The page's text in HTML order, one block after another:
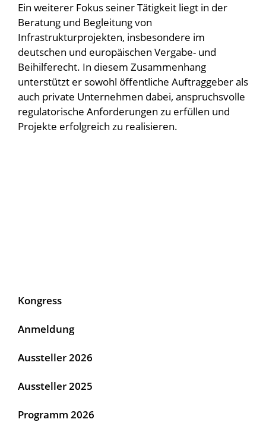
Ein weiterer Fokus seiner Tätigkeit liegt in der
Beratung und Begleitung von
Infrastrukturprojekten, insbesondere im
deutschen und europäischen Vergabe- und
Beihilferecht. In diesem Zusammenhang
unterstützt er sowohl öffentliche Auftraggeber als
auch private Unternehmen dabei, anspruchsvolle
regulatorische Anforderungen zu erfüllen und
Projekte erfolgreich zu realisieren.
Kongress
Anmeldung
Aussteller 2026
Aussteller 2025
Programm 2026